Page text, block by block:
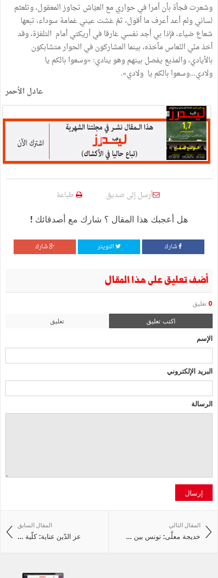
وشعرت فجأة بأن أمرا في حواري مع العيّاش تجاوز المعقول، وتلعثم
لساني ولم أعد أعرف ما أقول، ثمّ غشت عيني غمامة سوداء، تبعها
شعاع ضياء، فإذا بي أجد نفسي غارقا في أريكتي أمام التلفزة، وقد
أخذ منّي النّعاس مأخذه، بينما المشاركون في الحوار متشابكون
بالأيادي، والمذيع يفصل بينهم وهو ينادي: «وسعوا بالكم يا
ولادي...وسعوا بالكم يا ولادي».
عادل الأحمر
أرسل إلى صديق طباعة
هل أعجبك هذا المقال ؟ شارك مع أصدقائك !
شارك التويتر شارك
أضف تعليق على هذا المقال
0 تعليق
اكتب تعليق تعليق
الإسم
البريد الإلكتروني
الرسالة
إرسال
المقال السابق
عز الدّين عناية: كلّية ...
المقال التالي
خديجة معلَّى: تونس بين ...